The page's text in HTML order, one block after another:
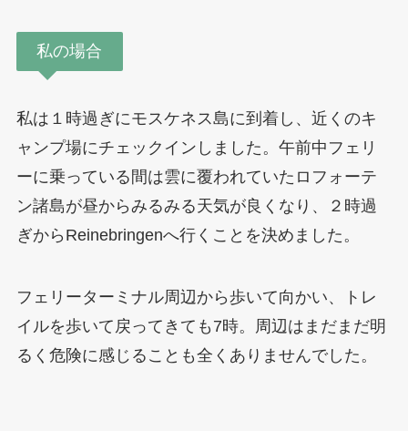
私の場合
私は１時過ぎにモスケネス島に到着し、近くのキ
ャンプ場にチェックインしました。午前中フェリ
ーに乗っている間は雲に覆われていたロフォーテ
ン諸島が昼からみるみる天気が良くなり、２時過
ぎからReinebringenへ行くことを決めました。
フェリーターミナル周辺から歩いて向かい、トレ
イルを歩いて戻ってきても7時。周辺はまだまだ明
るく危険に感じることも全くありませんでした。